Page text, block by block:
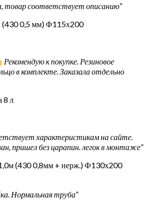
товар соответствует описанию”
(430 0,5 мм) Ф115х200
Рекомендую к покупке. Резиновое
в комплекте. Заказала отдельно
8 л
характеристикам на сайте.
пришел без царапин. легок в монтаже”
(430 0,8мм + нерж.) Ф130х200
Нормальная труба”